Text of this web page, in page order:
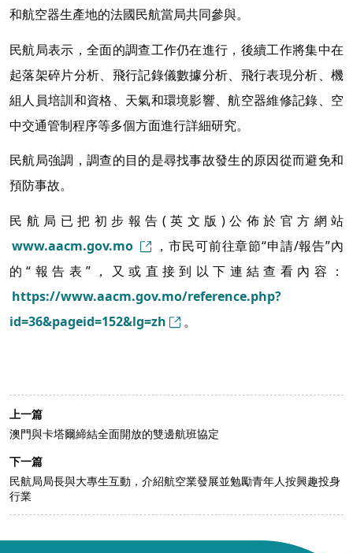
和航空器生產地的法國民航當局共同參與。
民航局表示，全面的調查工作仍在進行，後續工作將集中在
起落架碎片分析、飛行記錄儀數據分析、飛行表現分析、機
組人員培訓和資格、天氣和環境影響、航空器維修記錄、空
中交通管制程序等多個方面進行詳細研究。
民航局強調，調查的目的是尋找事故發生的原因從而避免和
預防事故。
民航局已把初步報告(英文版)公佈於官方網站
www.aacm.gov.mo
，市民可前往章節“申請/報告”內
的“報告表”，又或直接到以下連結查看內容：
https://www.aacm.gov.mo/reference.php?
id=36&pageid=152&lg=zh
。
上一篇
澳門與卡塔爾締結全面開放的雙邊航班協定
下一篇
民航局局長與大專生互動，介紹航空業發展並勉勵青年人按興趣投身
行業